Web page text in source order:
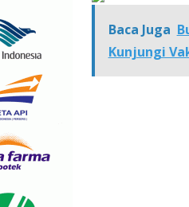
Baca Juga
Kunjungi